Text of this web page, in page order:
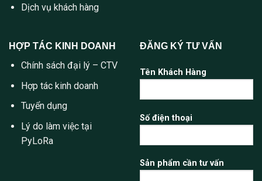
Dịch vụ khách hàng
HỢP TÁC KINH DOANH
Chính sách đại lý – CTV
Hợp tác kinh doanh
Tuyển dụng
Lý do làm việc tại
PyLoRa
ĐĂNG KÝ TƯ VẤN
Tên Khách Hàng
Số điện thoại
Sản phẩm cần tư vấn